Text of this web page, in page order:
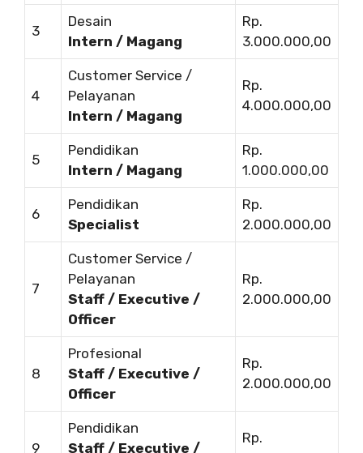
3
Desain
Intern / Magang
Rp.
3.000.000,00
4
Customer Service /
Pelayanan
Intern / Magang
Rp.
4.000.000,00
5
Pendidikan
Intern / Magang
Rp.
1.000.000,00
6
Pendidikan
Specialist
Rp.
2.000.000,00
7
Customer Service /
Pelayanan
Staff / Executive /
Officer
Rp.
2.000.000,00
8
Profesional
Staff / Executive /
Officer
Rp.
2.000.000,00
9
Pendidikan
Staff / Executive /
Rp.